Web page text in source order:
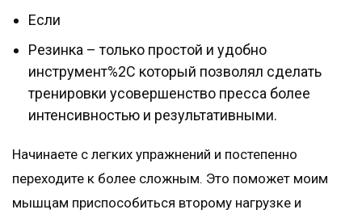
Если
Резинка – только простой и удобно
инструмент%2C который позволял сделать
тренировки усовершенство пресса более
интенсивностью и результативными.
Начинаете с легких упражнений и постепенно
переходите к более сложным. Это поможет моим
мышцам приспособиться второму нагрузке и